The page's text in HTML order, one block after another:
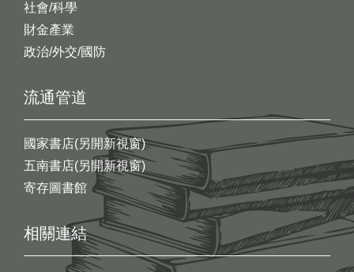
社會/科學
財金產業
政治/外交/國防
流通管道
國家書店(另開新視窗)
五南書店(另開新視窗)
寄存圖書館
相關連結